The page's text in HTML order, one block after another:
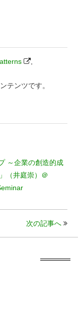
,
テンツです。
～企業の創造的成
（井庭崇）＠
次の記事へ